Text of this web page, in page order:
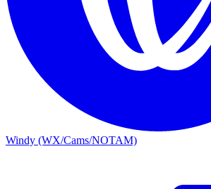
Windy (WX/Cams/NOTAM)